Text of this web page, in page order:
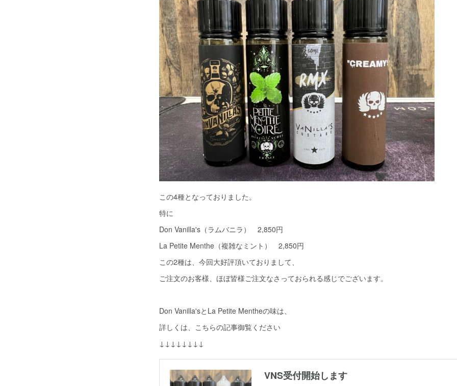
この4種となっておりました。
特に
Don Vanilla's（ラムバニラ） 2,850円
La Petite Menthe（複雑なミント） 2,850円
この2種は、今回大好評頂いておりまして、
ご注文のお客様、ほぼ皆様ご注文なさっておられる感じでございます。
Don Vanilla'sとLa Petite Mentheの味は、
詳しくは、こちらの記事御覧ください
↓↓↓↓↓↓↓↓
VNS受付開始します